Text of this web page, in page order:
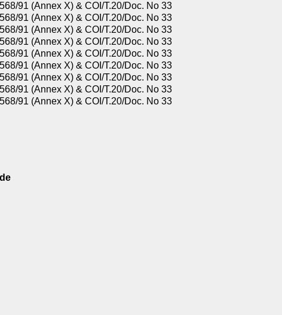
91 (Annex X) & COI/T.20/Doc. No 33
91 (Annex X) & COI/T.20/Doc. No 33
91 (Annex X) & COI/T.20/Doc. No 33
91 (Annex X) & COI/T.20/Doc. No 33
91 (Annex X) & COI/T.20/Doc. No 33
91 (Annex X) & COI/T.20/Doc. No 33
91 (Annex X) & COI/T.20/Doc. No 33
91 (Annex X) & COI/T.20/Doc. No 33
91 (Annex X) & COI/T.20/Doc. No 33